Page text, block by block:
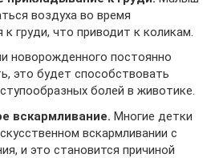
воздуха во время
к груди, что приводит к коликам.
новорожденного постоянно
это будет способствовать
болей в животике.
вскармливание. Многие детки
вскармливании с
и это становится причиной